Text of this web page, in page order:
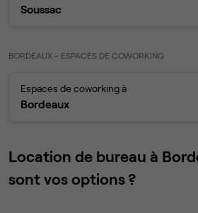
Soussac
BORDEAUX - ESPACES DE COWORKING
Espaces de coworking à
Bordeaux
Location de bureau à
sont vos options ?